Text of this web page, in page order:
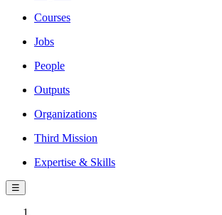
Courses
Jobs
People
Outputs
Organizations
Third Mission
Expertise & Skills
☰